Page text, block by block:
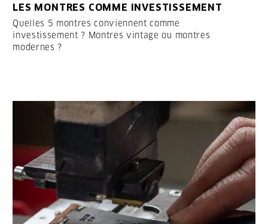
LES MONTRES COMME INVESTISSEMENT
Quelles 5 montres conviennent comme
investissement ? Montres vintage ou montres
modernes ?